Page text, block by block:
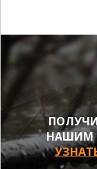
НАШИМ